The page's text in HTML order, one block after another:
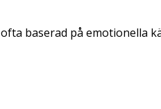
baserad på emotionella